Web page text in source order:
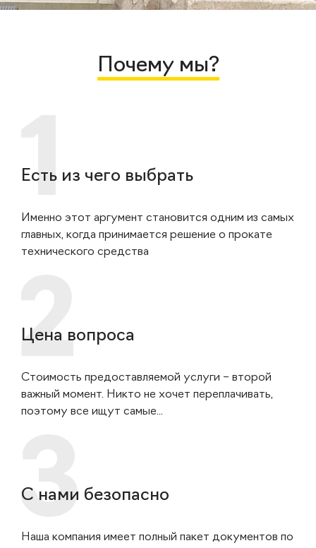
Почему мы?
Есть из чего выбрать
Именно этот аргумент становится одним из самых
главных, когда принимается решение о прокате
технического средства
Цена вопроса
Стоимость предоставляемой услуги – второй
важный момент. Никто не хочет переплачивать,
поэтому все ищут самые...
С нами безопасно
Наша компания имеет полный пакет документов по